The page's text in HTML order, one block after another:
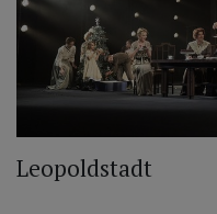
Leopoldstadt